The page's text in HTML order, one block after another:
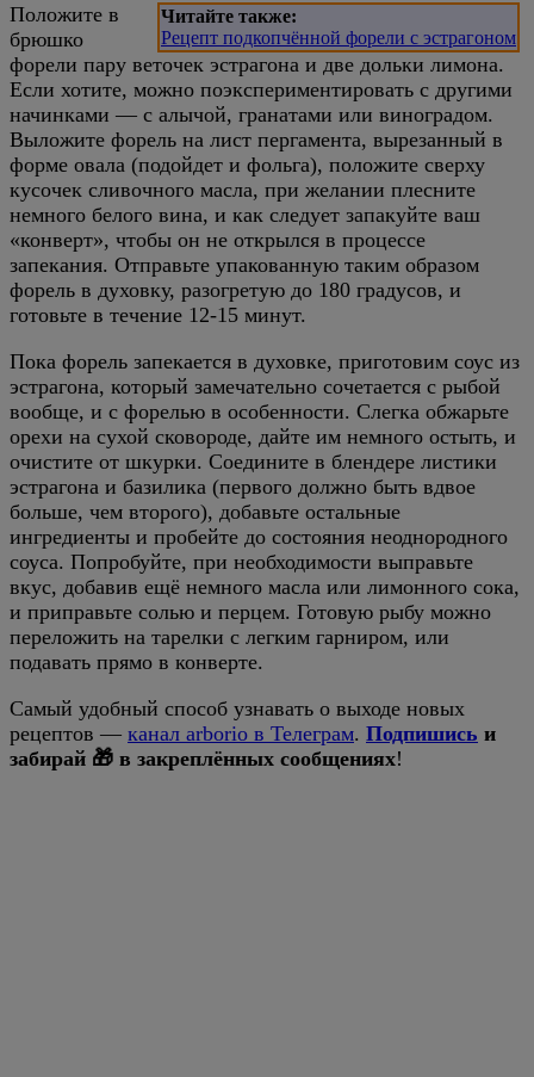
Читайте также:
Рецепт подкопчённой форели с эстрагоном
Положите в
брюшко
форели пару веточек эстрагона и две дольки лимона.
Если хотите, можно поэкспериментировать с другими
начинками — с алычой, гранатами или виноградом.
Выложите форель на лист пергамента, вырезанный в
форме овала (подойдет и фольга), положите сверху
кусочек сливочного масла, при желании плесните
немного белого вина, и как следует запакуйте ваш
«конверт», чтобы он не открылся в процессе
запекания. Отправьте упакованную таким образом
форель в духовку, разогретую до 180 градусов, и
готовьте в течение 12-15 минут.
Пока форель запекается в духовке, приготовим соус из
эстрагона, который замечательно сочетается с рыбой
вообще, и с форелью в особенности. Слегка обжарьте
орехи на сухой сковороде, дайте им немного остыть, и
очистите от шкурки. Соедините в блендере листики
эстрагона и базилика (первого должно быть вдвое
больше, чем второго), добавьте остальные
ингредиенты и пробейте до состояния неоднородного
соуса. Попробуйте, при необходимости выправьте
вкус, добавив ещё немного масла или лимонного сока,
и приправьте солью и перцем. Готовую рыбу можно
переложить на тарелки с легким гарниром, или
подавать прямо в конверте.
Самый удобный способ узнавать о выходе новых
рецептов — канал arborio в Телеграм. Подпишись и
забирай 🎁 в закреплённых сообщениях!